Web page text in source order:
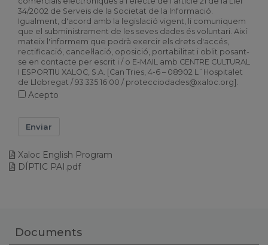
34/2002 de Serveis de la Societat de la Informació.
Igualment, d'acord amb la legislació vigent, li comuniquem
que el subministrament de les seves dades és voluntari. Així
mateix l'informem que podrà exercir els drets d'accés,
rectificació, cancel·lació, oposició, portabilitat i oblit posant-
se en contacte per escrit i / o E-MAIL amb CENTRE CULTURAL
I ESPORTIU XALOC, S.A. [Can Tries, 4-6 – 08902 L´Hospitalet
de Llobregat / 93 335 16 00 / protecciodades@xaloc.org].
Acepto
Enviar
Xaloc English Program
DÍPTIC PAI.pdf
Documents